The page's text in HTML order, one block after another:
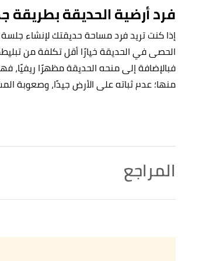
فرد أرضية الحديقة بطريقة
إذا كنت تريد فرد مساحة حديقتك لإنشاء
الحصى في الحديقة خيارًا أقل تكلفة من
فبالإضافة إلى منحه الحديقة مظهرًا ريفيًا،
منها؛ عدم ثباته على الأرض جيدًا، وصعوبة
المراجع